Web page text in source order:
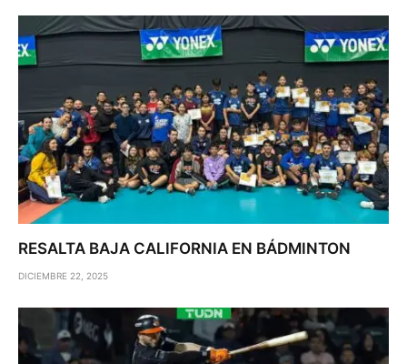
RESALTA BAJA CALIFORNIA EN BÁDMINTON
DICIEMBRE 22, 2025